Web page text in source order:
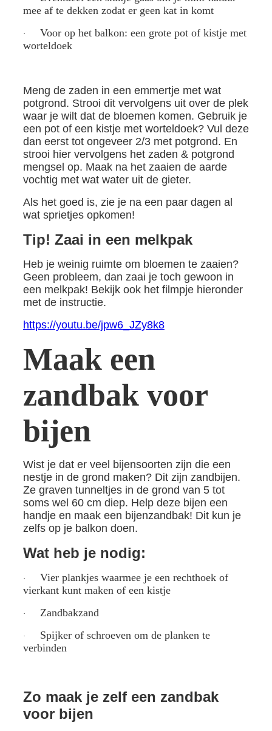
mee af te dekken zodat er geen kat in komt
· Voor op het balkon: een grote pot of kistje met
worteldoek
Meng de zaden in een emmertje met wat
potgrond. Strooi dit vervolgens uit over de plek
waar je wilt dat de bloemen komen. Gebruik je
een pot of een kistje met worteldoek? Vul deze
dan eerst tot ongeveer 2/3 met potgrond. En
strooi hier vervolgens het zaden & potgrond
mengsel op. Maak na het zaaien de aarde
vochtig met wat water uit de gieter.
Als het goed is, zie je na een paar dagen al
wat sprietjes opkomen!
Tip! Zaai in een melkpak
Heb je weinig ruimte om bloemen te zaaien?
Geen probleem, dan zaai je toch gewoon in
een melkpak! Bekijk ook het filmpje hieronder
met de instructie.
https://youtu.be/jpw6_JZy8k8
Maak een
zandbak voor
bijen
Wist je dat er veel bijensoorten zijn die een
nestje in de grond maken? Dit zijn zandbijen.
Ze graven tunneltjes in de grond van 5 tot
soms wel 60 cm diep. Help deze bijen een
handje en maak een bijenzandbak! Dit kun je
zelfs op je balkon doen.
Wat heb je nodig:
· Vier plankjes waarmee je een rechthoek of
vierkant kunt maken of een kistje
· Zandbakzand
· Spijker of schroeven om de planken te
verbinden
Zo maak je zelf een zandbak
voor bijen